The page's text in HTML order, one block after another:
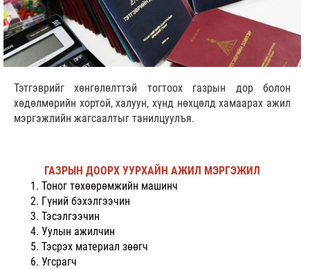
Тэтгэврийг хөнгөлөлттэй тогтоох газрын дор болон
хөдөлмөрийн хортой, халуун, хүнд нөхцөлд хамаарах ажил
мэргэжлийн жагсаалтыг танилцуулъя.
ГАЗРЫН ДООРХ УУРХАЙН АЖИЛ МЭРГЭЖИЛ
Тоног төхөөрөмжийн машинч
Гүний бэхэлгээчин
Тэсэлгээчин
Уулын ажилчин
Тэсрэх материал зөөгч
Угсрагч